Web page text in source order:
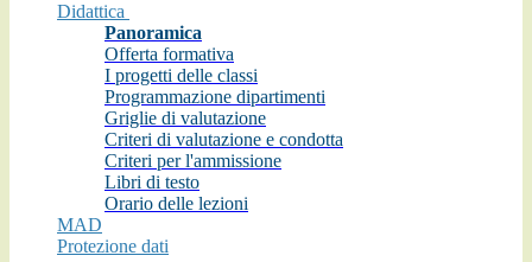
Didattica
Panoramica
Offerta formativa
I progetti delle classi
Programmazione dipartimenti
Griglie di valutazione
Criteri di valutazione e condotta
Criteri per l'ammissione
Libri di testo
Orario delle lezioni
MAD
Protezione dati